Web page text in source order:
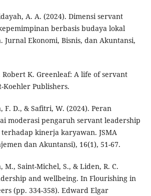
A. A. (2024). Dimensi servant
berbasis budaya lokal
Jurnal Ekonomi, Bisnis, dan Akuntansi,
Robert K. Greenleaf: A life of servant
Publishers.
F. D., & Safitri, W. (2024). Peran
moderasi pengaruh servant leadership
kinerja karyawan. JSMA
dan Akuntansi), 16(1), 51-67.
M., Saint-Michel, S., & Liden, R. C.
and wellbeing. In Flourishing in
(pp. 334-358). Edward Elgar